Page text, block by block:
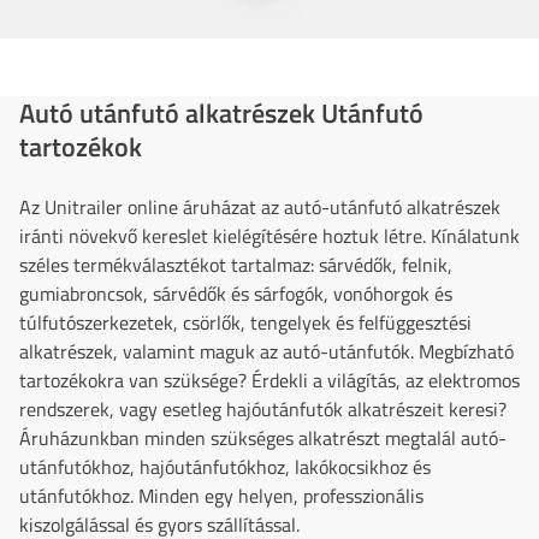
Autó utánfutó alkatrészek Utánfutó
tartozékok
Az Unitrailer online áruházat az autó-utánfutó alkatrészek
iránti növekvő kereslet kielégítésére hoztuk létre. Kínálatunk
széles termékválasztékot tartalmaz: sárvédők, felnik,
gumiabroncsok, sárvédők és sárfogók, vonóhorgok és
túlfutószerkezetek, csörlők, tengelyek és felfüggesztési
alkatrészek, valamint maguk az autó-utánfutók. Megbízható
tartozékokra van szüksége? Érdekli a világítás, az elektromos
rendszerek, vagy esetleg hajóutánfutók alkatrészeit keresi?
Áruházunkban minden szükséges alkatrészt megtalál autó-
utánfutókhoz, hajóutánfutókhoz, lakókocsikhoz és
utánfutókhoz. Minden egy helyen, professzionális
kiszolgálással és gyors szállítással.